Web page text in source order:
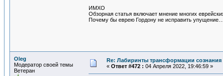
ИМХО
Обзорная статья включает мнение многих
Почему бы еврею Гордону не исправить
Oleg
Модератор своей темы
Ветеран
Re: Лабиринты трансформации сознания
« Ответ #472 : 04 Апреля 2022, 19:46:59 »